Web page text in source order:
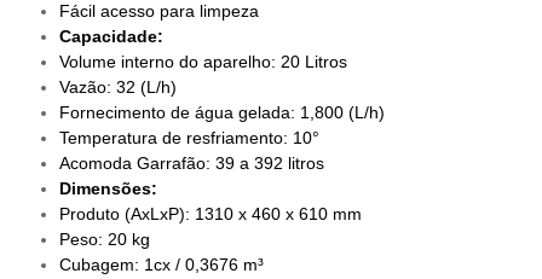
Fácil acesso para limpeza
Capacidade:
Volume interno do aparelho: 20 Litros
Vazão: 32 (L/h)
Fornecimento de água gelada: 1,800 (L/h)
Temperatura de resfriamento: 10°
Acomoda Garrafão: 39 a 392 litros
Dimensões:
Produto (AxLxP): 1310 x 460 x 610 mm
Peso: 20 kg
Cubagem: 1cx / 0,3676 m³